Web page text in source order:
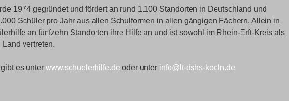
1974 gegründet und fördert an rund 1.100 Standorten in Deutschland und
Schüler pro Jahr aus allen Schulformen in allen gängigen Fächern. Allein in
an fünfzehn Standorten ihre Hilfe an und ist sowohl im Rhein-Erft-Kreis als
vertreten.
es unter www.schuelerhilfe.de oder unter info@lt-dshs-koeln.de